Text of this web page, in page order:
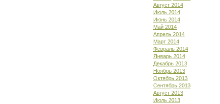
Август 2014
Июль 2014
Июнь 2014
Май 2014
Апрель 2014
Март 2014
Февраль 2014
Январь 2014
Декабрь 2013
Ноябрь 2013
Октябрь 2013
Сентябрь 2013
Август 2013
Июль 2013